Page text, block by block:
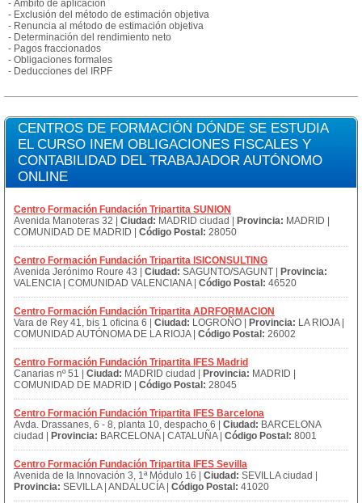
- Ámbito de aplicación
- Exclusión del método de estimación objetiva
- Renuncia al método de estimación objetiva
- Determinación del rendimiento neto
- Pagos fraccionados
- Obligaciones formales
- Deducciones del IRPF
CENTROS DE FORMACIÓN DÓNDE SE ESTUDIA
EL CURSO INEM OBLIGACIONES FISCALES Y
CONTABILIDAD DEL TRABAJADOR AUTÓNOMO
ONLINE
Centro Formación Fundación Tripartita SUNION
Avenida Manoteras 32 | Ciudad: MADRID ciudad | Provincia: MADRID |
COMUNIDAD DE MADRID | Código Postal: 28050
Centro Formación Fundación Tripartita ISICONSULTING
Avenida Jerónimo Roure 43 | Ciudad: SAGUNTO/SAGUNT |
Provincia:
VALENCIA | COMUNIDAD VALENCIANA | Código Postal: 46520
Centro Formación Fundación Tripartita ADRFORMACION
Vara de Rey 41, bis 1 oficina 6 | Ciudad: LOGROÑO | Provincia: LA RIOJA |
COMUNIDAD AUTÓNOMA DE LA RIOJA | Código Postal: 26002
Centro Formación Fundación Tripartita IFES Madrid
Canarias nº 51 | Ciudad: MADRID ciudad | Provincia: MADRID |
COMUNIDAD DE MADRID | Código Postal: 28045
Centro Formación Fundación Tripartita IFES Barcelona
Avda. Drassanes, 6 - 8, planta 10, despacho 6 | Ciudad: BARCELONA
ciudad |
Provincia: BARCELONA | CATALUÑA | Código Postal: 8001
Centro Formación Fundación Tripartita IFES Sevilla
Avenida de la Innovación 3, 1ª Módulo 16 | Ciudad: SEVILLA ciudad |
Provincia: SEVILLA | ANDALUCÍA | Código Postal: 41020